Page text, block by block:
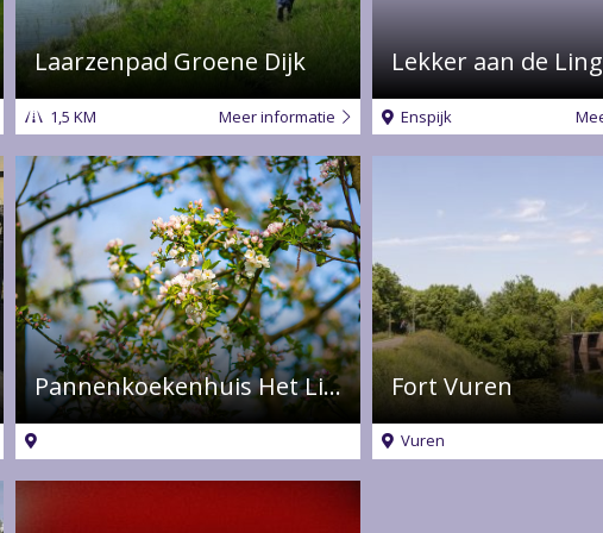
Laarzenpad Groene Dijk
1,5 KM Meer informatie Enspijk
kano
fietsverhuur
Pannenkoekenhuis Het Lingebosch Fort Vuren
Vuren